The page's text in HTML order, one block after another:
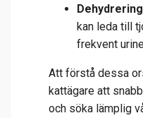
Dehydrering
kan leda till
frekvent
Att förstå dessa
kattägare att
och söka lämplig